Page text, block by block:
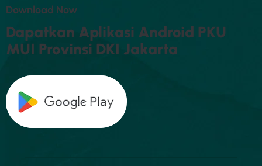
DOWNLOAD NOW
DAPATKAN APLIKASI ANDROID PKU
MUI PROVINSI DKI JAKARTA